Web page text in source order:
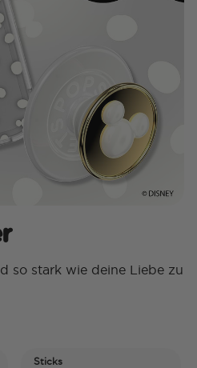
so stark wie deine Liebe zu
Sticks